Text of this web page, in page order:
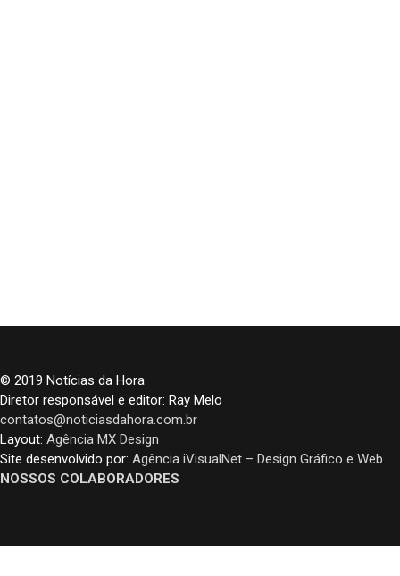
© 2019 Notícias da Hora
Diretor responsável e editor: Ray Melo
contatos@noticiasdahora.com.br
Layout: Agência MX Design
Site desenvolvido por: Agência iVisualNet – Design Gráfico e Web
NOSSOS COLABORADORES